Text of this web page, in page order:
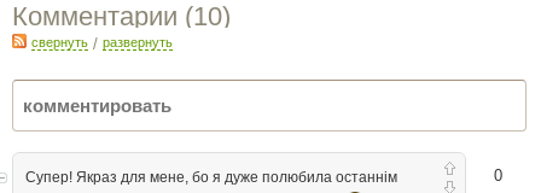
Комментарии (10)
свернуть / развернуть
0
Супер! Якраз для мене, бо я дуже полюбила останнім